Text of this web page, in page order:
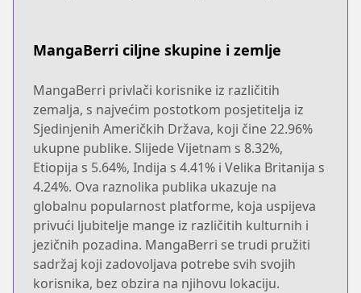
MangaBerri ciljne skupine i zemlje
MangaBerri privlači korisnike iz različitih
zemalja, s najvećim postotkom posjetitelja iz
Sjedinjenih Američkih Država, koji čine 22.96%
ukupne publike. Slijede Vijetnam s 8.32%,
Etiopija s 5.64%, Indija s 4.41% i Velika Britanija s
4.24%. Ova raznolika publika ukazuje na
globalnu popularnost platforme, koja uspijeva
privući ljubitelje mange iz različitih kulturnih i
jezičnih pozadina. MangaBerri se trudi pružiti
sadržaj koji zadovoljava potrebe svih svojih
korisnika, bez obzira na njihovu lokaciju.